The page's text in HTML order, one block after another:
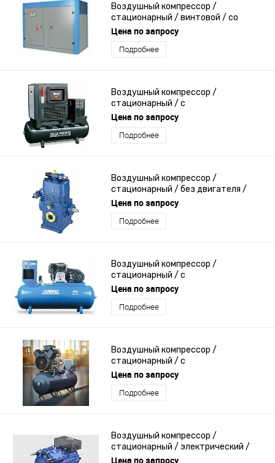
Воздушный компрессор /
стационарный / винтовой / со
смазкой
Цена по запросу
Подробнее
Воздушный компрессор /
стационарный / с
электродвигателем / винтовой
Цена по запросу
Подробнее
Воздушный компрессор /
стационарный / без двигателя /
поршневый
Цена по запросу
Подробнее
Воздушный компрессор /
стационарный / с
электродвигателем / поршневый
Цена по запросу
Подробнее
Воздушный компрессор /
стационарный / с
электродвигателем / поршневый
Цена по запросу
Подробнее
Воздушный компрессор /
стационарный / электрический /
электрический
Цена по запросу